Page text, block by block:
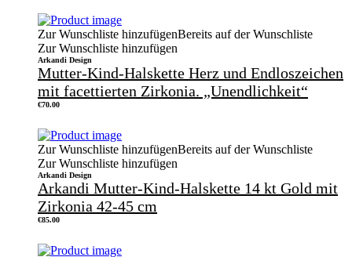
Zur Wunschliste hinzufügenBereits auf der Wunschliste
Zur Wunschliste hinzufügen
Arkandi Design
Mutter-Kind-Halskette Herz und Endloszeichen
mit facettierten Zirkonia. „Unendlichkeit“
€70.00
Zur Wunschliste hinzufügenBereits auf der Wunschliste
Zur Wunschliste hinzufügen
Arkandi Design
Arkandi Mutter-Kind-Halskette 14 kt Gold mit
Zirkonia 42-45 cm
€85.00